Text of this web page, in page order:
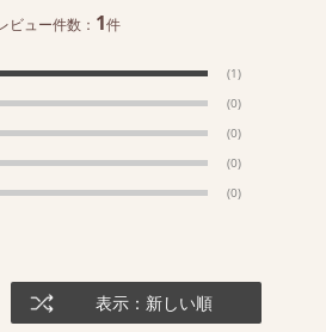
ビュー件数： 1件
(1)
(0)
(0)
(0)
(0)
表示：新しい順